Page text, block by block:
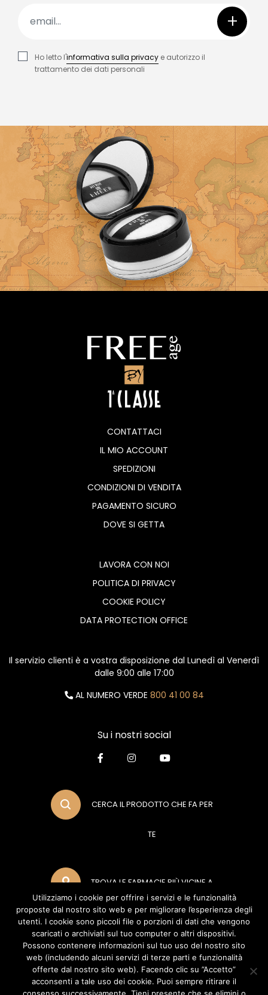
+
Ho letto l'informativa sulla privacy e autorizzo il
trattamento dei dati personali
CONTATTACI
IL MIO ACCOUNT
SPEDIZIONI
CONDIZIONI DI VENDITA
PAGAMENTO SICURO
DOVE SI GETTA
LAVORA CON NOI
POLITICA DI PRIVACY
COOKIE POLICY
DATA PROTECTION OFFICE
Il servizio clienti è a vostra disposizione dal Lunedì al Venerdì
dalle 9:00 alle 17:00
AL NUMERO VERDE 800 41 00 84
Su i nostri social
CERCA IL PRODOTTO CHE FA PER
TE
TROVA LE FARMACIE PIÙ VICINE A
TE
METODI DI PAGAMENTO
Utilizziamo i cookie per offrire i servizi e le funzionalità
proposte dal nostro sito web e per migliorare l’esperienza degli
utenti. I cookie sono piccoli file o porzioni di dati che vengono
scaricati o archiviati sul tuo computer o altri dispositivi.
Possono contenere informazioni sul tuo uso del nostro sito
web (includendo alcuni servizi di terze parti e funzionalità
offerte dal nostro sito web). Facendo clic su ”Accetto”
acconsenti a tale uso dei cookie. Puoi sempre ritirare il